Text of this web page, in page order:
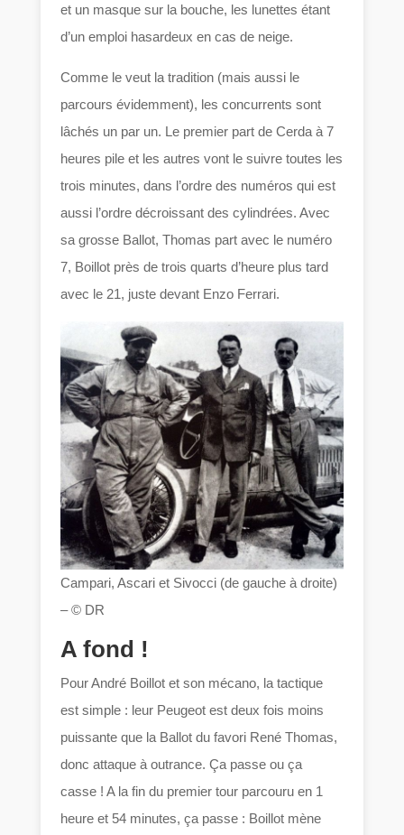
et un masque sur la bouche, les lunettes étant
d’un emploi hasardeux en cas de neige.
Comme le veut la tradition (mais aussi le
parcours évidemment), les concurrents sont
lâchés un par un. Le premier part de Cerda à 7
heures pile et les autres vont le suivre toutes les
trois minutes, dans l’ordre des numéros qui est
aussi l’ordre décroissant des cylindrées. Avec
sa grosse Ballot, Thomas part avec le numéro
7, Boillot près de trois quarts d’heure plus tard
avec le 21, juste devant Enzo Ferrari.
Campari, Ascari et Sivocci (de gauche à droite)
– © DR
A fond !
Pour André Boillot et son mécano, la tactique
est simple : leur Peugeot est deux fois moins
puissante que la Ballot du favori René Thomas,
donc attaque à outrance. Ça passe ou ça
casse ! A la fin du premier tour parcouru en 1
heure et 54 minutes, ça passe : Boillot mène